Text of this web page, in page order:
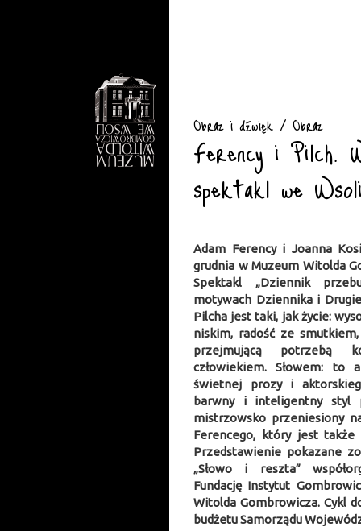
Obraz i dźwięk / Obraz
Ferency i Pilch.
spektakl we
Adam Ferency i Joanna
grudnia w Muzeum Witolda
Spektakl „Dziennik
motywach Dziennika i
Pilcha jest taki, jak życie:
niskim, radość ze
przejmującą potrzebą
człowiekiem. Słowem: to
świetnej prozy i
barwny i inteligentny styl
mistrzowsko przeniesiony
Ferencego, który jest także
Przedstawienie pokazane
„Słowo i reszta”
Fundację Instytut
Witolda Gombrowicza. Cykl
budżetu Samorządu